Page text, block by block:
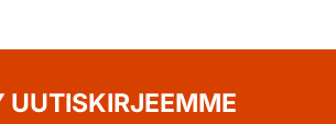
UUTISKIRJEEMME